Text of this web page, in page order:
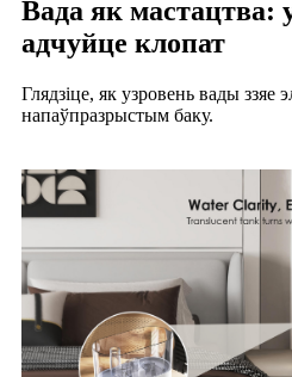
Вада як мастацтва:
адчуйце клопат
Глядзіце, як узровень вады ззяе
напаўпразрыстым баку.